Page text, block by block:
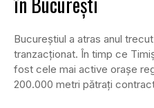
Bucureștiul a atras anul
tranzacționat. În timp ce
fost cele mai active orașe
200.000 metri pătrați